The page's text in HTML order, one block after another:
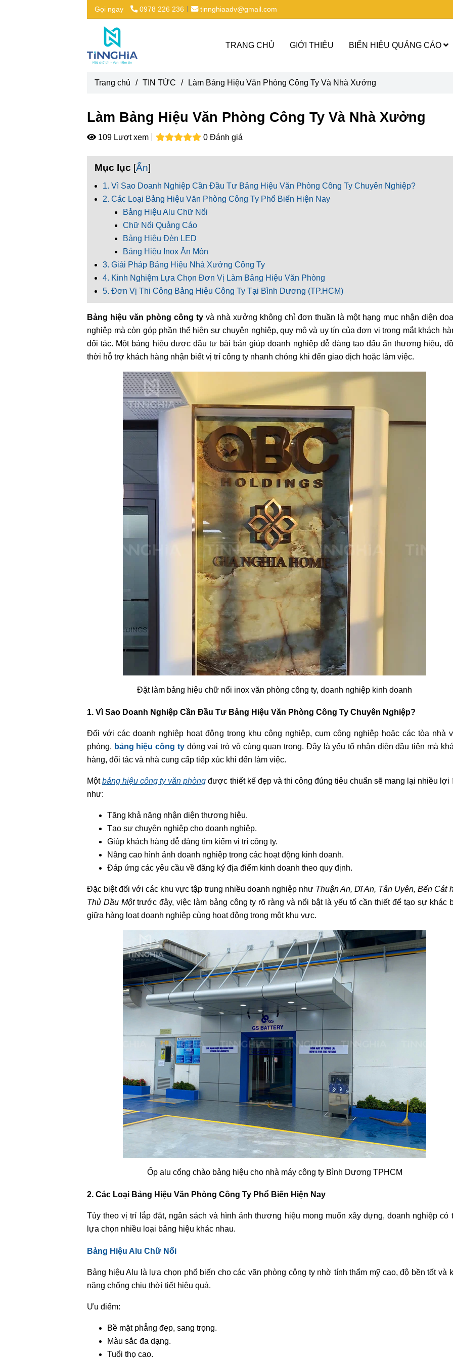
Gọi ngay 0978 226 236 tinnghiaadv@gmail.com
TRANG CHỦ GIỚI THIỆU BIỂN HIỆU QUẢNG CÁO
Trang chủ / TIN TỨC / Làm Bảng Hiệu Văn Phòng Công Ty Và Nhà Xưởng
Làm Bảng Hiệu Văn Phòng Công Ty Và Nhà Xưởng
109 Lượt xem 0 Đánh giá
Mục lục [Ẩn]
1. Vì Sao Doanh Nghiệp Cần Đầu Tư Bảng Hiệu Văn Phòng Công Ty Chuyên Nghiệp?
2. Các Loại Bảng Hiệu Văn Phòng Công Ty Phổ Biến Hiện Nay
Bảng Hiệu Alu Chữ Nổi
Chữ Nổi Quảng Cáo
Bảng Hiệu Đèn LED
Bảng Hiệu Inox Ăn Mòn
3. Giải Pháp Bảng Hiệu Nhà Xưởng Công Ty
4. Kinh Nghiệm Lựa Chọn Đơn Vị Làm Bảng Hiệu Văn Phòng
5. Đơn Vị Thi Công Bảng Hiệu Công Ty Tại Bình Dương (TP.HCM)
Bảng hiệu văn phòng công tyvà nhà xưởng không chỉ đơn thuần là một hạng mục nhận diện
nghiệp mà còn góp phần thể hiện sự chuyên nghiệp, quy mô và uy tín của đơn vị trong mắt khách
đối tác. Một bảng hiệu được đầu tư bài bản giúp doanh nghiệp dễ dàng tạo dấu ấn thương hiệu,
thời hỗ trợ khách hàng nhận biết vị trí công ty nhanh chóng khi đến giao dịch hoặc làm việc.
Đặt làm bảng hiệu chữ nổi inox văn phòng công ty, doanh nghiệp kinh doanh
1. Vì Sao Doanh Nghiệp Cần Đầu Tư Bảng Hiệu Văn Phòng Công Ty Chuyên Nghiệp?
Đối với các doanh nghiệp hoạt động trong khu công nghiệp, cụm công nghiệp hoặc các tòa nhà
phòng, bảng hiệu công tyđóng vai trò vô cùng quan trọng. Đây là yếu tố nhận diện đầu tiên mà
hàng, đối tác và nhà cung cấp tiếp xúc khi đến làm việc.
Mộtbảng hiệu công ty văn phòng được thiết kế đẹp và thi công đúng tiêu chuẩn sẽ mang lại nhiều lợi
như:
Tăng khả năng nhận diện thương hiệu.
Tạo sự chuyên nghiệp cho doanh nghiệp.
Giúp khách hàng dễ dàng tìm kiếm vị trí công ty.
Nâng cao hình ảnh doanh nghiệp trong các hoạt động kinh doanh.
Đáp ứng các yêu cầu về đăng ký địa điểm kinh doanh theo quy định.
Đặc biệt đối với các khu vực tập trung nhiều doanh nghiệp như Thuận An, Dĩ An, Tân Uyên, Bến Cát
Thủ Dầu Mộttrước đây, việc làm bảng công ty rõ ràng và nổi bật là yếu tố cần thiết để tạo sự khác
giữa hàng loạt doanh nghiệp cùng hoạt động trong một khu vực.
Ốp alu cổng chào bảng hiệu cho nhà máy công ty Bình Dương TPHCM
2. Các Loại Bảng Hiệu Văn Phòng Công Ty Phổ Biến Hiện Nay
Tùy theo vị trí lắp đặt, ngân sách và hình ảnh thương hiệu mong muốn xây dựng, doanh nghiệp có
lựa chọn nhiều loại bảng hiệu khác nhau.
Bảng Hiệu Alu Chữ Nổi
Bảng hiệu Alu là lựa chọn phổ biến cho các văn phòng công ty nhờ tính thẩm mỹ cao, độ bền tốt và
năng chống chịu thời tiết hiệu quả.
Ưu điểm:
Bề mặt phẳng đẹp, sang trọng.
Màu sắc đa dạng.
Tuổi thọ cao.